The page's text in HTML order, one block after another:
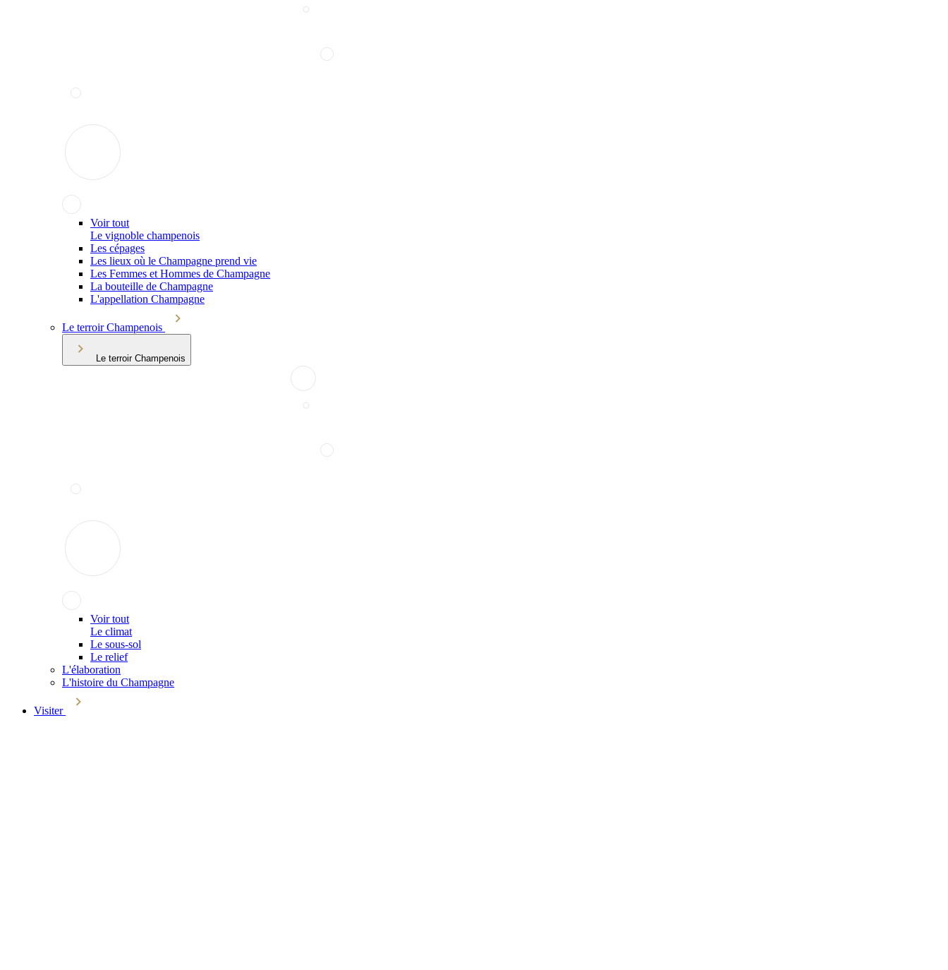
Voir tout
Le vignoble champenois
Les cépages
Les lieux où le Champagne prend vie
Les Femmes et Hommes de Champagne
La bouteille de Champagne
L'appellation Champagne
Le terroir Champenois
Le terroir Champenois
Voir tout
Le climat
Le sous-sol
Le relief
L'élaboration
L'histoire du Champagne
Visiter